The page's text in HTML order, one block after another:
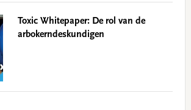
Toxic Whitepaper: De rol van de
arbokerndeskundigen